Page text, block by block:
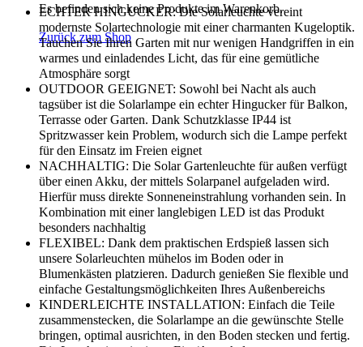
Es befinden sich keine Produkte im Warenkorb.
Zurück zum Shop
2er
Set
Menge
ECHTER HINGUCKER: Die Solarleuchte vereint
modernste Solartechnologie mit einer charmanten Kugeloptik.
Tauchen Sie Ihren Garten mit nur wenigen Handgriffen in ein
warmes und einladendes Licht, das für eine gemütliche
Atmosphäre sorgt
OUTDOOR GEEIGNET: Sowohl bei Nacht als auch
tagsüber ist die Solarlampe ein echter Hingucker für Balkon,
Terrasse oder Garten. Dank Schutzklasse IP44 ist
Spritzwasser kein Problem, wodurch sich die Lampe perfekt
für den Einsatz im Freien eignet
NACHHALTIG: Die Solar Gartenleuchte für außen verfügt
über einen Akku, der mittels Solarpanel aufgeladen wird.
Hierfür muss direkte Sonneneinstrahlung vorhanden sein. In
Kombination mit einer langlebigen LED ist das Produkt
besonders nachhaltig
FLEXIBEL: Dank dem praktischen Erdspieß lassen sich
unsere Solarleuchten mühelos im Boden oder in
Blumenkästen platzieren. Dadurch genießen Sie flexible und
einfache Gestaltungsmöglichkeiten Ihres Außenbereichs
KINDERLEICHTE INSTALLATION: Einfach die Teile
zusammenstecken, die Solarlampe an die gewünschte Stelle
bringen, optimal ausrichten, in den Boden stecken und fertig.